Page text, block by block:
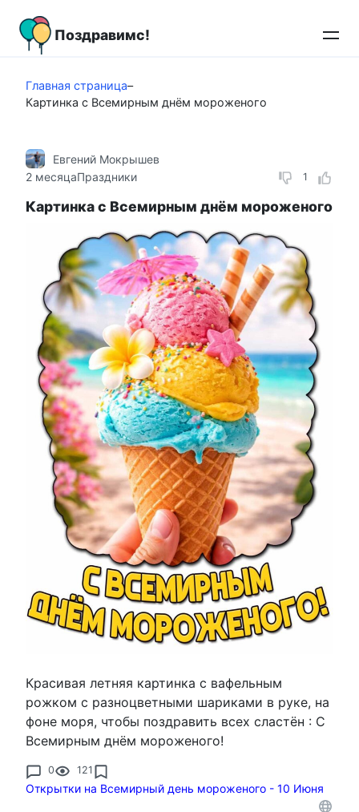
контенту
Поздравимс!
Главная страница–
Картинка с Всемирным днём мороженого
1
Евгений Мокрышев
2 месяцаПраздники
Картинка с Всемирным днём мороженого
Красивая летняя картинка с вафельным
рожком с разноцветными шариками в руке, на
фоне моря, чтобы поздравить всех сластён : С
Всемирным днём мороженого!
0 121
Открытки на Всемирный день мороженого - 10 Июня